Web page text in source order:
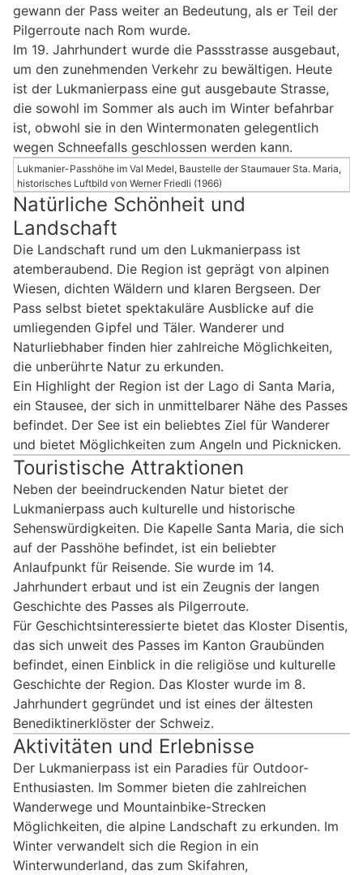
gewann der Pass weiter an Bedeutung, als er Teil der
Pilgerroute nach Rom wurde.
Im 19. Jahrhundert wurde die Passstrasse ausgebaut,
um den zunehmenden Verkehr zu bewältigen. Heute
ist der Lukmanierpass eine gut ausgebaute Strasse,
die sowohl im Sommer als auch im Winter befahrbar
ist, obwohl sie in den Wintermonaten gelegentlich
wegen Schneefalls geschlossen werden kann.
Lukmanier-Passhöhe im Val Medel, Baustelle der Staumauer Sta. Maria,
historisches Luftbild von Werner Friedli (1966)
Natürliche Schönheit und
Landschaft
Die Landschaft rund um den Lukmanierpass ist
atemberaubend. Die Region ist geprägt von alpinen
Wiesen, dichten Wäldern und klaren Bergseen. Der
Pass selbst bietet spektakuläre Ausblicke auf die
umliegenden Gipfel und Täler. Wanderer und
Naturliebhaber finden hier zahlreiche Möglichkeiten,
die unberührte Natur zu erkunden.
Ein Highlight der Region ist der Lago di Santa Maria,
ein Stausee, der sich in unmittelbarer Nähe des Passes
befindet. Der See ist ein beliebtes Ziel für Wanderer
und bietet Möglichkeiten zum Angeln und Picknicken.
Touristische Attraktionen
Neben der beeindruckenden Natur bietet der
Lukmanierpass auch kulturelle und historische
Sehenswürdigkeiten. Die Kapelle Santa Maria, die sich
auf der Passhöhe befindet, ist ein beliebter
Anlaufpunkt für Reisende. Sie wurde im 14.
Jahrhundert erbaut und ist ein Zeugnis der langen
Geschichte des Passes als Pilgerroute.
Für Geschichtsinteressierte bietet das Kloster Disentis,
das sich unweit des Passes im Kanton Graubünden
befindet, einen Einblick in die religiöse und kulturelle
Geschichte der Region. Das Kloster wurde im 8.
Jahrhundert gegründet und ist eines der ältesten
Benediktinerklöster der Schweiz.
Aktivitäten und Erlebnisse
Der Lukmanierpass ist ein Paradies für Outdoor-
Enthusiasten. Im Sommer bieten die zahlreichen
Wanderwege und Mountainbike-Strecken
Möglichkeiten, die alpine Landschaft zu erkunden. Im
Winter verwandelt sich die Region in ein
Winterwunderland, das zum Skifahren,